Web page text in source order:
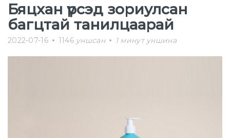
Бяцхан үрсэд зориулсан
багцтай танилцаарай
2022-07-16 1146 уншсан 1 минут уншина